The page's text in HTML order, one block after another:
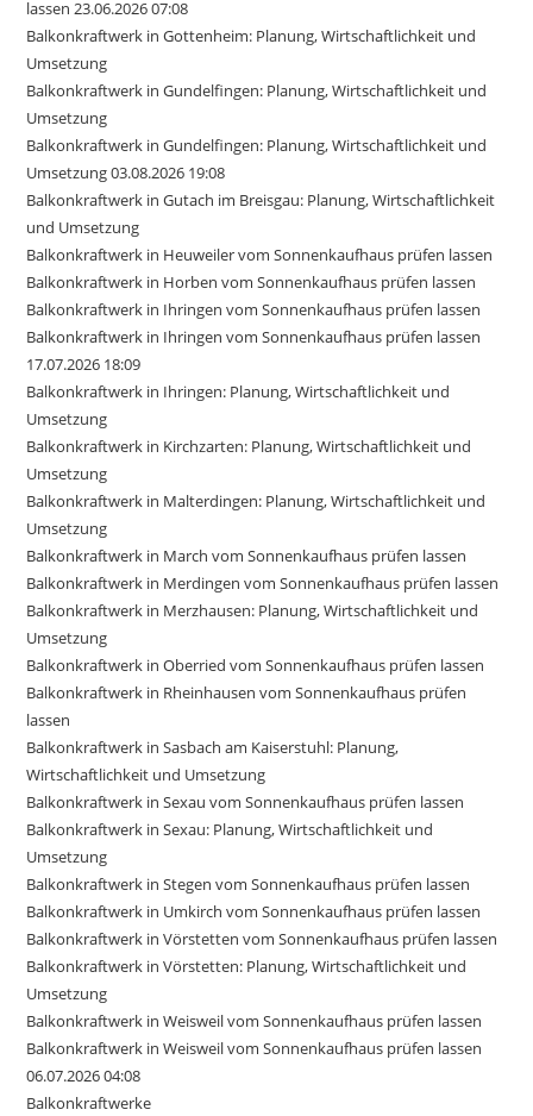
lassen 23.06.2026 07:08
Balkonkraftwerk in Gottenheim: Planung, Wirtschaftlichkeit und
Umsetzung
Balkonkraftwerk in Gundelfingen: Planung, Wirtschaftlichkeit und
Umsetzung
Balkonkraftwerk in Gundelfingen: Planung, Wirtschaftlichkeit und
Umsetzung 03.08.2026 19:08
Balkonkraftwerk in Gutach im Breisgau: Planung, Wirtschaftlichkeit
und Umsetzung
Balkonkraftwerk in Heuweiler vom Sonnenkaufhaus prüfen lassen
Balkonkraftwerk in Horben vom Sonnenkaufhaus prüfen lassen
Balkonkraftwerk in Ihringen vom Sonnenkaufhaus prüfen lassen
Balkonkraftwerk in Ihringen vom Sonnenkaufhaus prüfen lassen
17.07.2026 18:09
Balkonkraftwerk in Ihringen: Planung, Wirtschaftlichkeit und
Umsetzung
Balkonkraftwerk in Kirchzarten: Planung, Wirtschaftlichkeit und
Umsetzung
Balkonkraftwerk in Malterdingen: Planung, Wirtschaftlichkeit und
Umsetzung
Balkonkraftwerk in March vom Sonnenkaufhaus prüfen lassen
Balkonkraftwerk in Merdingen vom Sonnenkaufhaus prüfen lassen
Balkonkraftwerk in Merzhausen: Planung, Wirtschaftlichkeit und
Umsetzung
Balkonkraftwerk in Oberried vom Sonnenkaufhaus prüfen lassen
Balkonkraftwerk in Rheinhausen vom Sonnenkaufhaus prüfen
lassen
Balkonkraftwerk in Sasbach am Kaiserstuhl: Planung,
Wirtschaftlichkeit und Umsetzung
Balkonkraftwerk in Sexau vom Sonnenkaufhaus prüfen lassen
Balkonkraftwerk in Sexau: Planung, Wirtschaftlichkeit und
Umsetzung
Balkonkraftwerk in Stegen vom Sonnenkaufhaus prüfen lassen
Balkonkraftwerk in Umkirch vom Sonnenkaufhaus prüfen lassen
Balkonkraftwerk in Vörstetten vom Sonnenkaufhaus prüfen lassen
Balkonkraftwerk in Vörstetten: Planung, Wirtschaftlichkeit und
Umsetzung
Balkonkraftwerk in Weisweil vom Sonnenkaufhaus prüfen lassen
Balkonkraftwerk in Weisweil vom Sonnenkaufhaus prüfen lassen
06.07.2026 04:08
Balkonkraftwerke